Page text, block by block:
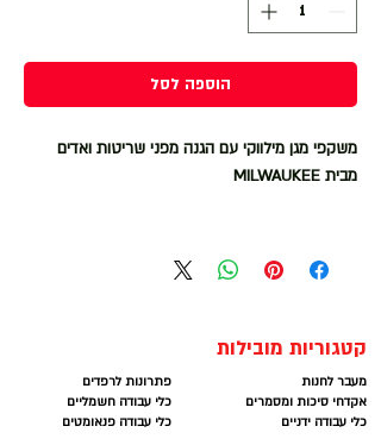
הוספה לסל
משקפי מגן מילווקי עם הגנה מפני שריטות ואדים
מבית MILWAUKEE
מילווקי.
▪ בעלות ציפוי קשוח המגן מפני שריטות על העדשה.
▪ חיפויי אף גמישים - לנוחות מוגברת.
▪ קלות משקל.
קטגוריות מובילות
פתרונות לרפדים
כלי עבודה חשמליים
כלי עבודה פנאומטים
מעבר לחנות
אקדחי סיכות ומסמרים
כלי עבודה ידניים